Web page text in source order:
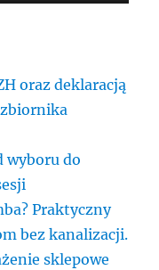
oraz deklaracją
wyboru do
Praktyczny
bez kanalizacji.
sklepowe